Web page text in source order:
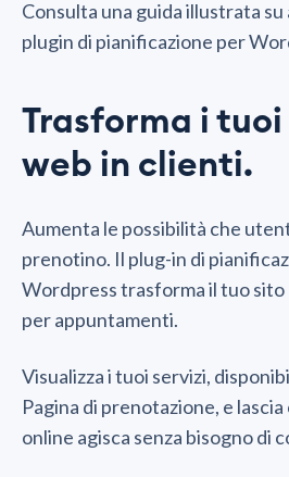
Consulta una guida illustrata
plugin di pianificazione per
Trasforma i
web in clienti.
Aumenta le possibilità che
prenotino. Il plug-in di
Wordpress trasforma il tuo sito
per appuntamenti.
Visualizza i tuoi servizi,
Pagina di prenotazione, e
online agisca senza bisogno di